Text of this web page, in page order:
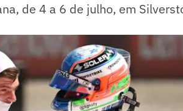
de 4 a 6 de julho, em